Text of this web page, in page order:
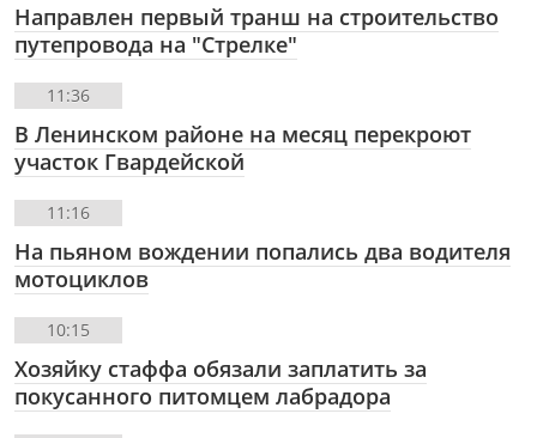
Направлен первый транш на строительство
путепровода на "Стрелке"
11:36
В Ленинском районе на месяц перекроют
участок Гвардейской
11:16
На пьяном вождении попались два водителя
мотоциклов
10:15
Хозяйку стаффа обязали заплатить за
покусанного питомцем лабрадора